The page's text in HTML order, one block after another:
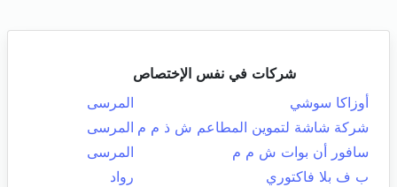
شركات في نفس الإختصاص
أوزاكا سوشي
المرسى
شركة شاشة لتموين المطاعم ش ذ م م المرسى
سافور أن بوات ش م م
المرسى
ب ف بلا فاكتوري
رواد